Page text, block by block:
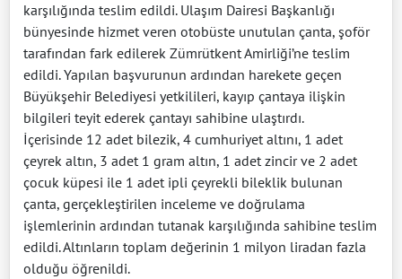
karşılığında teslim edildi. Ulaşım Dairesi Başkanlığı
bünyesinde hizmet veren otobüste unutulan çanta, şoför
tarafından fark edilerek Zümrütkent Amirliği’ne teslim
edildi. Yapılan başvurunun ardından harekete geçen
Büyükşehir Belediyesi yetkilileri, kayıp çantaya ilişkin
bilgileri teyit ederek çantayı sahibine ulaştırdı.
İçerisinde 12 adet bilezik, 4 cumhuriyet altını, 1 adet
çeyrek altın, 3 adet 1 gram altın, 1 adet zincir ve 2 adet
çocuk küpesi ile 1 adet ipli çeyrekli bileklik bulunan
çanta, gerçekleştirilen inceleme ve doğrulama
işlemlerinin ardından tutanak karşılığında sahibine teslim
edildi. Altınların toplam değerinin 1 milyon liradan fazla
olduğu öğrenildi.